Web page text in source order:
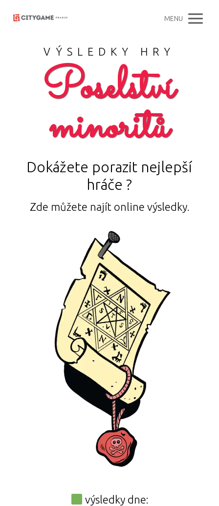
MENU
VÝSLEDKY HRY
Poselství
minoritů
Dokážete porazit nejlepší
hráče ?
Zde můžete najít online výsledky.
výsledky dne: